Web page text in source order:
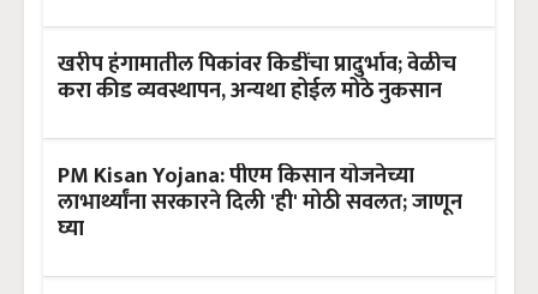
खरीप हंगामातील पिकांवर किडींचा प्रादुर्भाव; वेळीच
करा कीड व्यवस्थापन, अन्यथा होईल मोठे नुकसान
PM Kisan Yojana: पीएम किसान योजनेच्या
लाभार्थ्यांना सरकारने दिली 'ही' मोठी सवलत; जाणून
घ्या